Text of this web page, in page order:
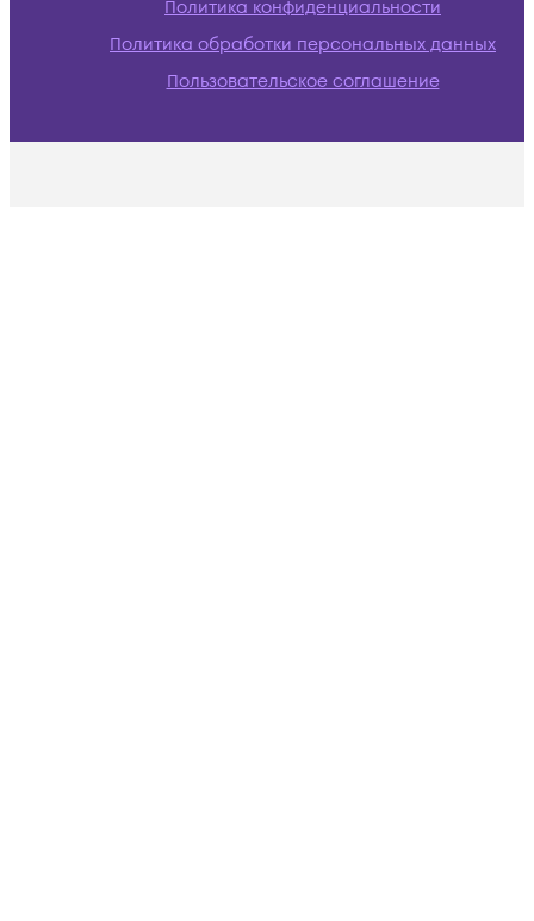
Политика конфиденциальности
Политика обработки персональных данных
Пользовательское соглашение